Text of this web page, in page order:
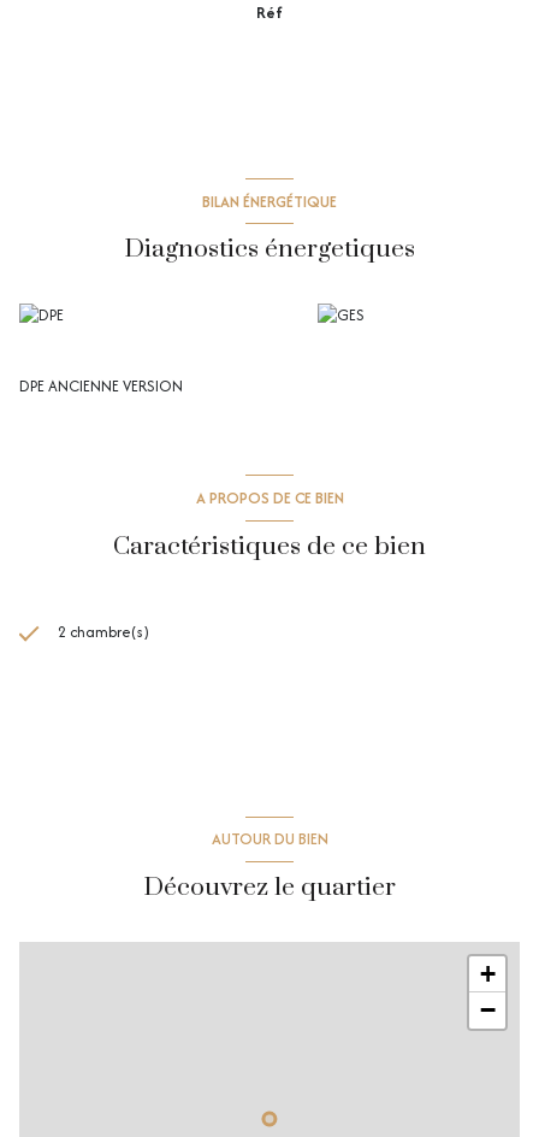
Réf
BILAN ÉNERGÉTIQUE
Diagnostics énergetiques
DPE ANCIENNE VERSION
A PROPOS DE CE BIEN
Caractéristiques de ce bien
2 chambre(s)
AUTOUR DU BIEN
Découvrez le quartier
+
−